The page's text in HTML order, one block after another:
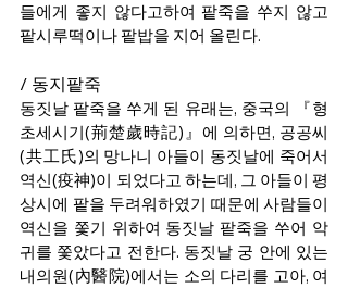
들에게 좋지 않다고하여 팥죽을 쑤지 않고
팥시루떡이나 팥밥을 지어 올린다.
/ 동지팥죽
동짓날 팥죽을 쑤게 된 유래는, 중국의 『형
초세시기(荊楚歲時記)』에 의하면, 공공씨
(共工氏)의 망나니 아들이 동짓날에 죽어서
역신(疫神)이 되었다고 하는데, 그 아들이 평
상시에 팥을 두려워하였기 때문에 사람들이
역신을 쫓기 위하여 동짓날 팥죽을 쑤어 악
귀를 쫓았다고 전한다. 동짓날 궁 안에 있는
내의원(內醫院)에서는 소의 다리를 고아, 여